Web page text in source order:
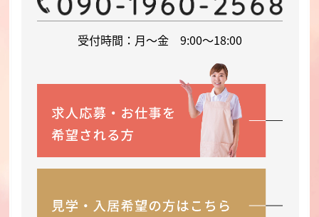
受付時間：月～金 9:00～18:00